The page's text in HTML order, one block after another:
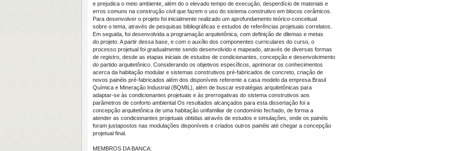
e prejudica o meio ambiente, além do o elevado tempo de execução, desperdício de materiais e
erros comuns na construção civil que fazem o uso do sistema construtivo em blocos cerâmicos.
Para desenvolver o projeto foi inicialmente realizado um aprofundamento teórico-conceitual
sobre o tema, através de pesquisas bibliográficas e estudos de referências projetuais correlatos.
Em seguida, foi desenvolvida a programação arquitetônica, com definição de dilemas e metas
do projeto. A partir dessa base, e com o auxílio dos componentes curriculares do curso, o
processo projetual foi gradualmente sendo desenvolvido e mapeado, através de diversas formas
de registro, desde as etapas iniciais de estudos de condicionantes, concepção e desenvolvimento
do partido arquitetônico. Considerando os objetivos específicos, aprimorar os conhecimentos
acerca da habitação modular e sistemas construtivos pré-fabricados de concreto, criação de
novos painéis pré-fabricados além dos disponíveis referente a casa modelo da empresa Brasil
Química e Mineração Industrial (BQMIL), além de buscar estratégias arquitetônicas para
adaptar-se às condicionantes projetuais e às prerrogativas do sistema construtivos aos
parâmetros de conforto ambiental Os resultados alcançados para esta dissertação foi a
concepção arquitetônica de uma habitação unifamiliar de condomínio fechado, de forma a
atender as condicionantes projetuais obtidas através de estudos e simulações, onde os painéis
foram justapostos nas modulações disponíveis e criados outros painéis até chegar a concepção
projetual final.
MEMBROS DA BANCA: